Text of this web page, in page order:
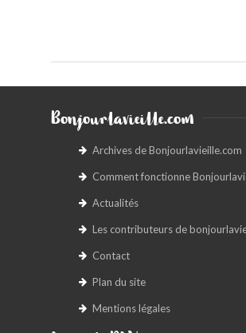
Bonjourlavieille.com
Archives de Bonjourlavieille.com
Comment fonctionne
Actualités
Les contributeurs de
Contact
Plan du site
Mentions légales